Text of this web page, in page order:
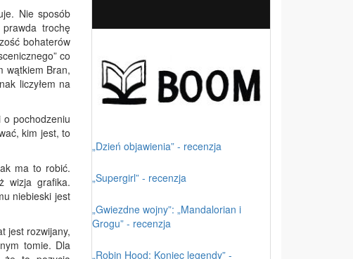
Nie sposób
trochę
bohaterów
co
wątkiem Bran,
liczyłem na
pochodzeniu
kim jest, to
ma to robić.
wizja grafika.
niebieski jest
jest rozwijany,
tomie. Dla
„Dzień objawienia” - recenzja
„Supergirl” - recenzja
„Gwiezdne wojny”: „Mandalorian i
Grogu” - recenzja
„Robin Hood: Koniec legendy” -